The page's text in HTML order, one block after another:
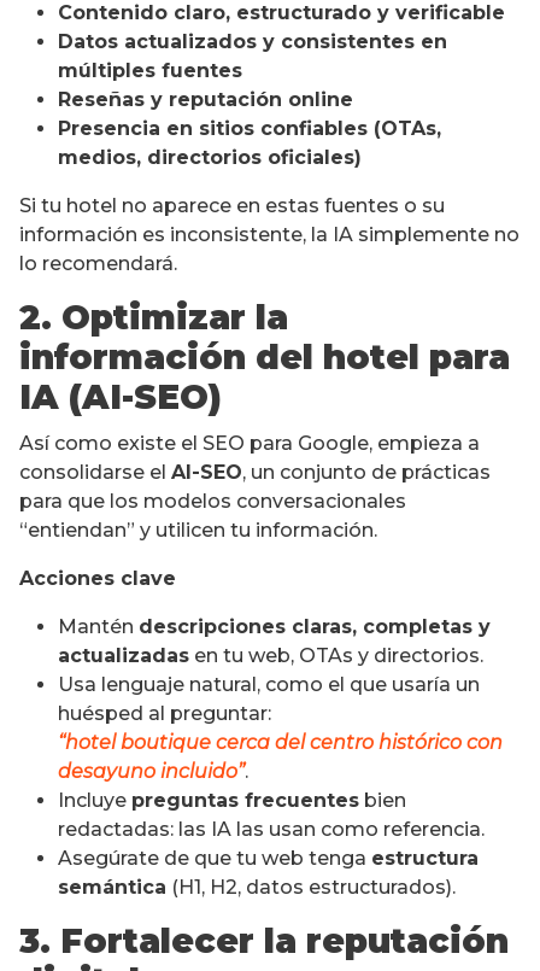
Contenido claro, estructurado y verificable
Datos actualizados y consistentes en
múltiples fuentes
Reseñas y reputación online
Presencia en sitios confiables (OTAs,
medios, directorios oficiales)
Si tu hotel no aparece en estas fuentes o su
información es inconsistente, la IA simplemente no
lo recomendará.
2. Optimizar la
información del hotel para
IA (AI-SEO)
Así como existe el SEO para Google, empieza a
consolidarse el AI-SEO, un conjunto de prácticas
para que los modelos conversacionales
“entiendan” y utilicen tu información.
Acciones clave
Mantén descripciones claras, completas y
actualizadas en tu web, OTAs y directorios.
Usa lenguaje natural, como el que usaría un
huésped al preguntar:
“hotel boutique cerca del centro histórico con
desayuno incluido”.
Incluye preguntas frecuentes bien
redactadas: las IA las usan como referencia.
Asegúrate de que tu web tenga estructura
semántica (H1, H2, datos estructurados).
3. Fortalecer la reputación